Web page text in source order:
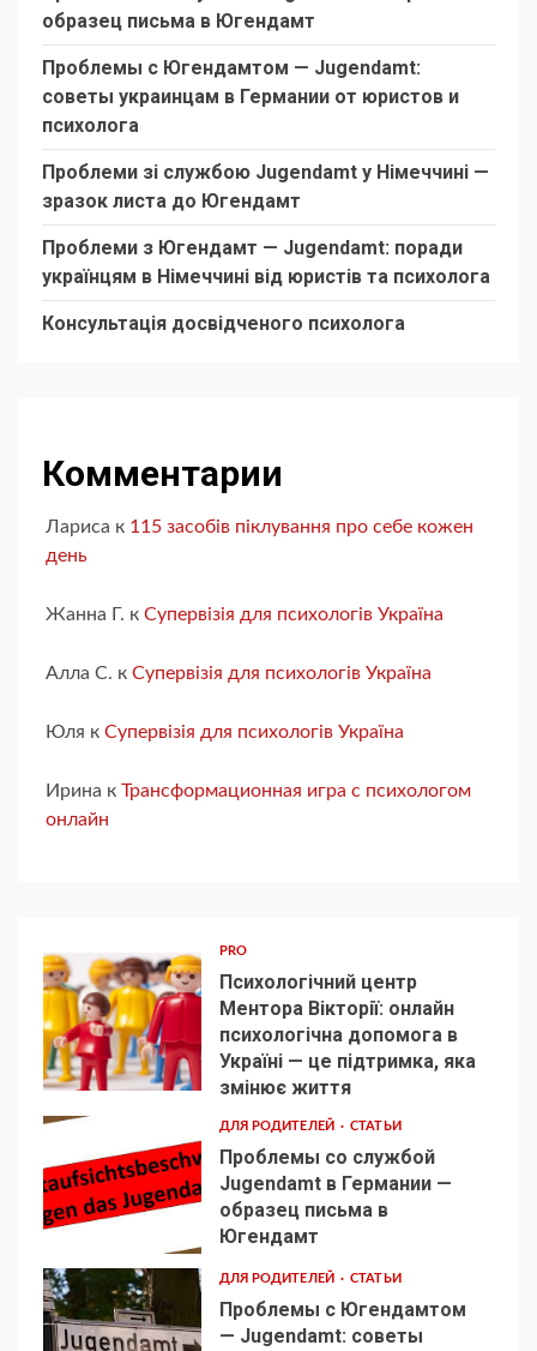
образец письма в Югендамт
Проблемы с Югендамтом — Jugendamt:
советы украинцам в Германии от юристов и
психолога
Проблеми зі службою Jugendamt у Німеччині —
зразок листа до Югендамт
Проблеми з Югендамт — Jugendamt: поради
українцям в Німеччині від юристів та психолога
Консультація досвідченого психолога
Комментарии
Лариса к 115 засобів піклування про себе кожен
день
Жанна Г. к Супервізія для психологів Україна
Алла С. к Супервізія для психологів Україна
Юля к Супервізія для психологів Україна
Ирина к Трансформационная игра с психологом
онлайн
1
PRO
Психологічний центр
Ментора Вікторії: онлайн
психологічна допомога в
Україні — це підтримка, яка
змінює життя
2
ДЛЯ РОДИТЕЛЕЙ СТАТЬИ
Проблемы со службой
Jugendamt в Германии —
образец письма в
Югендамт
ДЛЯ РОДИТЕЛЕЙ СТАТЬИ
Проблемы с Югендамтом
— Jugendamt: советы